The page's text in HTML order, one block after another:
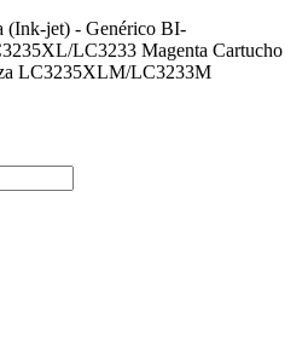
(Ink-jet) - Genérico BI-
LC3233 Magenta Cartucho
LC3235XLM/LC3233M